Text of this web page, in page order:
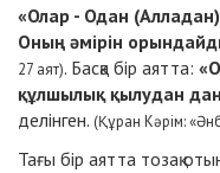
«Олар - Одан (Алладан)
Оның әмірін
27 аят). Басқа бір аятта:
құлшылық қылудан
делінген. (Құран Кәрім:
Тағы бір аятта тозақ